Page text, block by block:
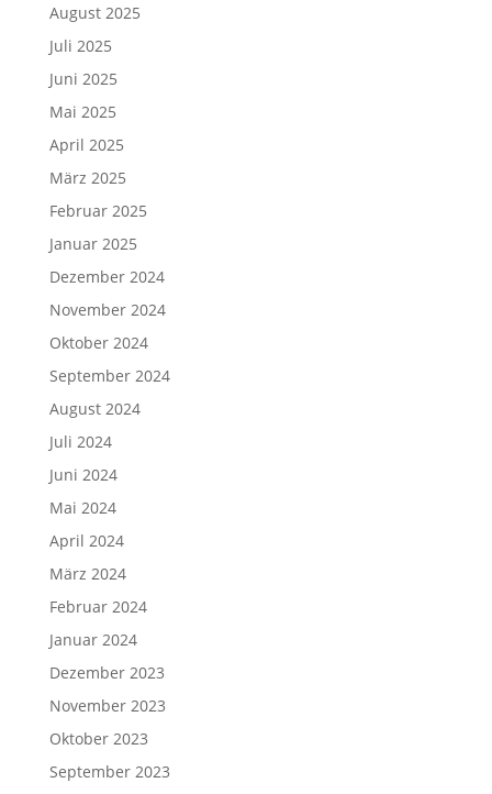
August 2025
Juli 2025
Juni 2025
Mai 2025
April 2025
März 2025
Februar 2025
Januar 2025
Dezember 2024
November 2024
Oktober 2024
September 2024
August 2024
Juli 2024
Juni 2024
Mai 2024
April 2024
März 2024
Februar 2024
Januar 2024
Dezember 2023
November 2023
Oktober 2023
September 2023